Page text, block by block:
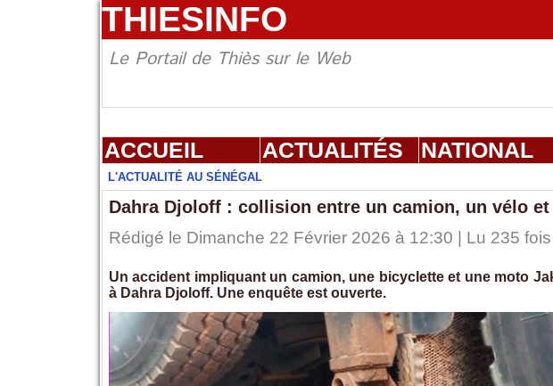
THIESINFO
Le Portail de Thiès sur le Web
ACCUEIL ACTUALITÉS NATIONAL
L'ACTUALITÉ AU SÉNÉGAL
Dahra Djoloff : collision entre un camion, un vélo
Rédigé le Dimanche 22 Février 2026 à 12:30 | Lu 235
Un accident impliquant un camion, une bicyclette et une moto
à Dahra Djoloff. Une enquête est ouverte.